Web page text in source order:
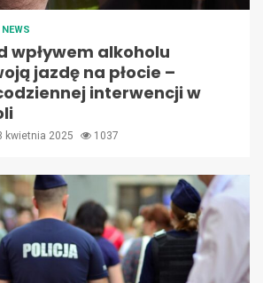
NEWS
wpływem alkoholu
jazdę na płocie –
interwencji w
kwietnia 2025 1037